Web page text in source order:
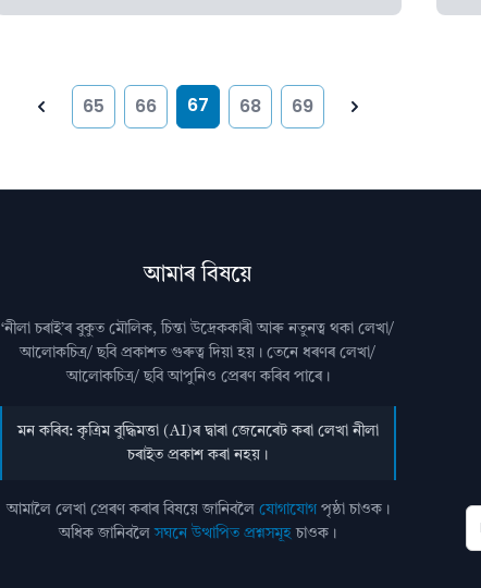
Previous
65 66 67 68 69
আমাৰ বিষয়ে
‘নীলা চৰাই’ৰ বুকুত মৌলিক, চিন্তা উদ্রেককাৰী আৰু নতুনত্ব থকা লেখা/
আলোকচিত্ৰ/ ছবি প্রকাশত গুৰুত্ব দিয়া হয়। তেনে ধৰণৰ লেখা/
আলোকচিত্ৰ/ ছবি আপুনিও প্রেৰণ কৰিব পাৰে।
মন কৰিব: কৃত্ৰিম বুদ্ধিমত্তা (AI)ৰ দ্বাৰা জেনেৰেট কৰা লেখা নীলা
চৰাইত প্ৰকাশ কৰা নহয়।
আমালৈ লেখা প্ৰেৰণ কৰাৰ বিষয়ে জানিবলৈ যোগাযোগপৃষ্ঠা চাওক।
অধিক জানিবলৈসঘনে উত্থাপিত প্ৰশ্নসমূহ চাওক।